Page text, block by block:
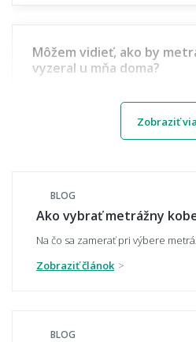
Môžem vidieť, ako by
vyzeral u mňa doma?
Viete mi miestnosť
🧵 Materiál a kvalita
Aký materiál metrážneho
Zobraziť
BLOG
Ako vybrať metrážny
Na čo sa zamerať pri výbere
Zobraziť článok
BLOG